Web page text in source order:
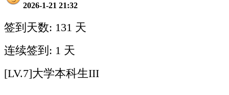
2026-1-21 21:32
签到天数: 131 天
连续签到: 1 天
[LV.7]大学本科生III